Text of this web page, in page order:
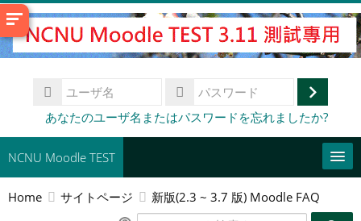
メ
イ
ン
ツ
ス
名
ー
ド
ロ
あなたのユーザ名またはパスワードを忘れましたか?
NCNU Moodle TEST
常用連結
Home サイトページ 新版(2.3 ~ 3.7 版) Moodle FAQ